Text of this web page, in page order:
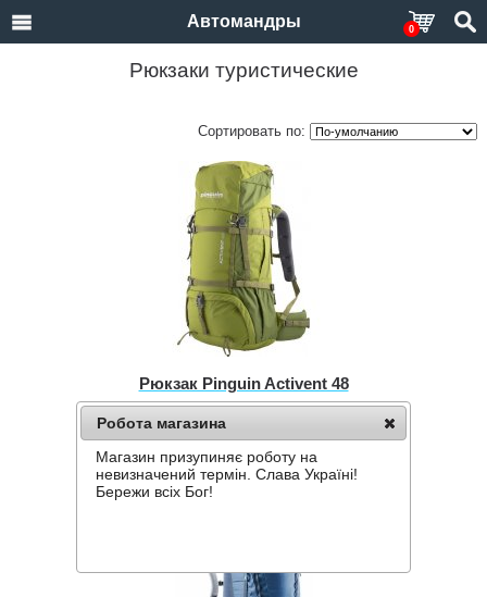
Автомандры 0
Рюкзаки туристические
Сортировать по:
Рюкзак Pinguin Activent 48
Нет в наличии
4,176 грн.
Робота магазина
Магазин призупиняє роботу на
невизначений термін. Слава Україні!
Бережи всіх Бог!